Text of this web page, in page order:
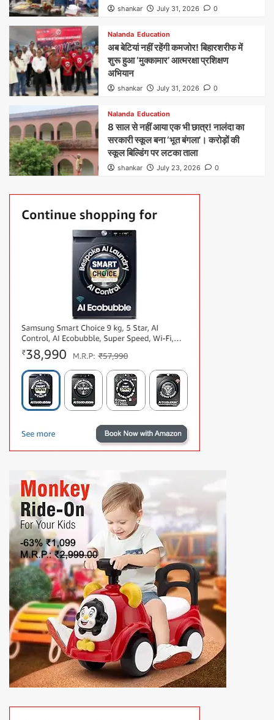
shankar July 31, 2026 0
Nalanda Education
अब बेटियां नहीं रहेंगी कमजोर! बिहारशरीफ में
शुरू हुआ ‘मुक्कामार’ आत्मरक्षा प्रशिक्षण
अभियान
shankar July 31, 2026 0
Nalanda Education
8 साल से नहीं आया एक भी छात्र! नालंदा का
सरकारी स्कूल बना ‘भूत बंगला’। करोड़ों की
स्कूल बिल्डिंग पर लटका ताला
shankar July 23, 2026 0